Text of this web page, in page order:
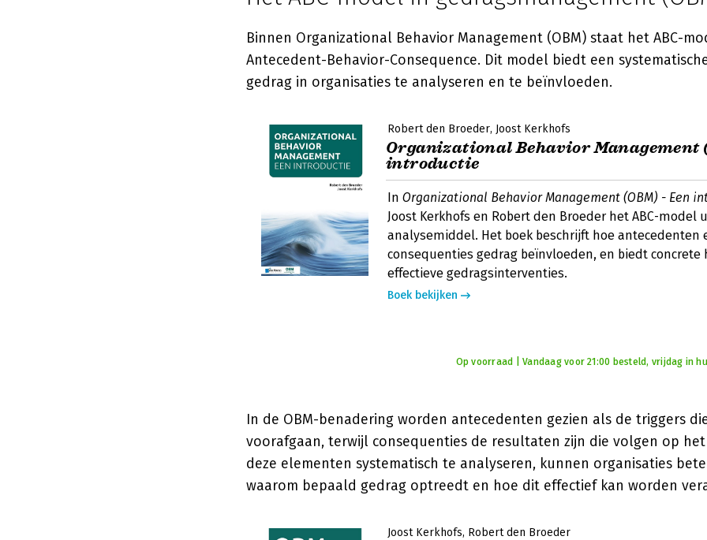
Binnen Organizational Behavior Management (OBM) staat het ABC-
Antecedent-Behavior-Consequence. Dit model biedt een
gedrag in organisaties te analyseren en te beïnvloeden.
Robert den Broeder Joost Kerkhofs
Organizational Behavior Management
introductie
In Organizational Behavior Management (OBM) - Een
Joost Kerkhofs en Robert den Broeder het ABC-model
analysemiddel. Het boek beschrijft hoe antecedenten
consequenties gedrag beïnvloeden, en biedt concrete
effectieve gedragsinterventies.
Boek bekijken
Op voorraad | Vandaag voor 21:00 besteld, vrijdag in
In de OBM-benadering worden antecedenten gezien als de triggers
voorafgaan, terwijl consequenties de resultaten zijn die volgen op
deze elementen systematisch te analyseren, kunnen organisaties
waarom bepaald gedrag optreedt en hoe dit effectief kan worden
Joost Kerkhofs Robert den Broeder